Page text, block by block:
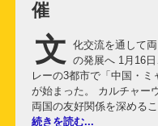
催
文 化交流を通して
の発展へ 1月16
レーの3都市で「中国・
が始まった。 カルチャー
両国の友好関係を深める
続きを読む...